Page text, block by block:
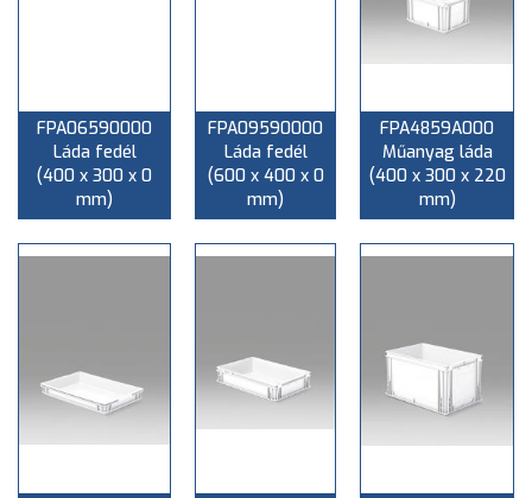
FPA06590000
Láda fedél
(400 x 300 x 0
mm)
FPA09590000
Láda fedél
(600 x 400 x 0
mm)
FPA4859A000
Műanyag láda
(400 x 300 x 220
mm)